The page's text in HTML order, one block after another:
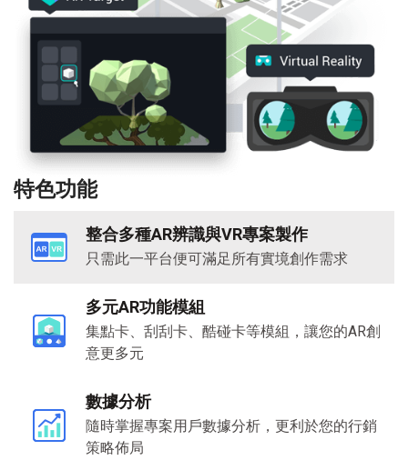
特色功能
整合多種AR辨識與VR專案製作
只需此一平台便可滿足所有實境創作需求
多元AR功能模組
集點卡、刮刮卡、酷碰卡等模組，讓您的AR創
意更多元
數據分析
隨時掌握專案用戶數據分析，更利於您的行銷
策略佈局